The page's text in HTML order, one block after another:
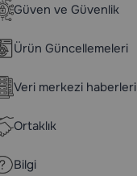
Güven ve Güvenlik
Ürün Güncellemeleri
Veri merkezi haberleri
Ortaklık
Bilgi